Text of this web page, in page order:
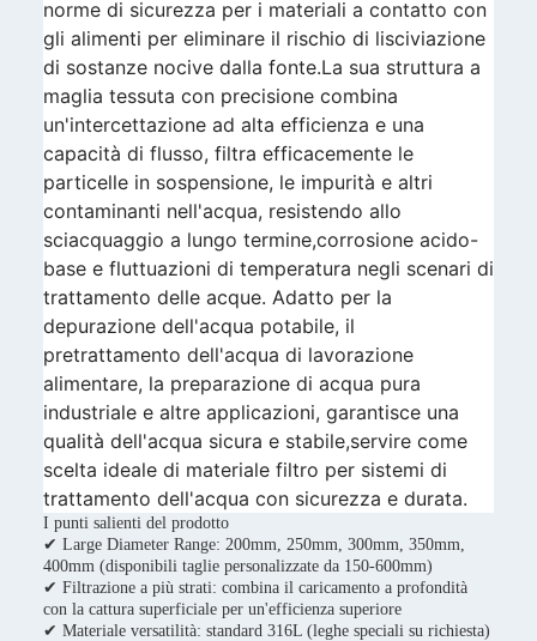
norme di sicurezza per i materiali a contatto con
gli alimenti per eliminare il rischio di lisciviazione
di sostanze nocive dalla fonte.La sua struttura a
maglia tessuta con precisione combina
un'intercettazione ad alta efficienza e una
capacità di flusso, filtra efficacemente le
particelle in sospensione, le impurità e altri
contaminanti nell'acqua, resistendo allo
sciacquaggio a lungo termine,corrosione acido-
base e fluttuazioni di temperatura negli scenari di
trattamento delle acque. Adatto per la
depurazione dell'acqua potabile, il
pretrattamento dell'acqua di lavorazione
alimentare, la preparazione di acqua pura
industriale e altre applicazioni, garantisce una
qualità dell'acqua sicura e stabile,servire come
scelta ideale di materiale filtro per sistemi di
trattamento dell'acqua con sicurezza e durata.
I punti salienti del prodotto
✔ Large Diameter Range: 200mm, 250mm, 300mm, 350mm,
400mm (disponibili taglie personalizzate da 150-600mm)
✔ Filtrazione a più strati: combina il caricamento a profondità
con la cattura superficiale per un'efficienza superiore
✔ Materiale versatilità: standard 316L (leghe speciali su richiesta)